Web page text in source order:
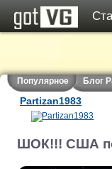
Популярное Блог
Partizan1983
ШОК!!! США